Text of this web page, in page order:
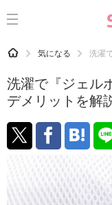
CATEGORY 記事カテゴリ
運気
洗濯
生活の知恵
お金
掃除
HOME 気になる 洗濯
洗濯で『ジェル
デメリットを解